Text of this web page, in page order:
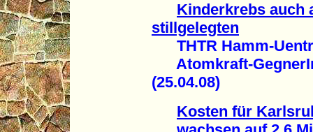
Kinderkrebs auch
stillgelegten
THTR Hamm-
Atomkraft-
(25.04.08)
Kosten für